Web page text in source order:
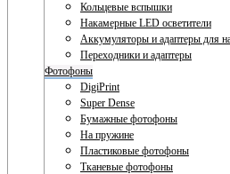
Кольцевые вспышки
Накамерные LED осветители
Аккумуляторы и адаптеры для
Переходники и адаптеры
Фотофоны
DigiPrint
Super Dense
Бумажные фотофоны
На пружине
Пластиковые фотофоны
Тканевые фотофоны